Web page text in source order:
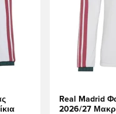
Real Madrid
2026/27